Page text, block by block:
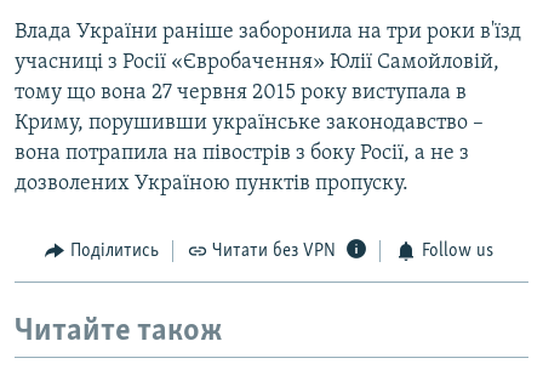
Влада України раніше заборонила на три роки в'їзд
учасниці з Росії «Євробачення» Юлії Самойловій,
тому що вона 27 червня 2015 року виступала в
Криму, порушивши українське законодавство –
вона потрапила на півострів з боку Росії, а не з
дозволених Україною пунктів пропуску.
Поділитись Читати без VPN Follow us
Читайте також